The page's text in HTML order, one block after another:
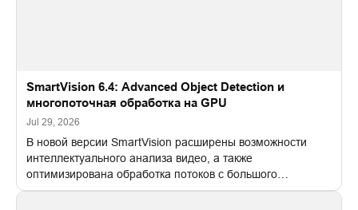
SmartVision 6.4: Advanced Object Detection и
многопоточная обработка на GPU
Jul 29, 2026
В новой версии SmartVision расширены возможности
интеллектуального анализа видео, а также
оптимизирована обработка потоков с большого
количества камер